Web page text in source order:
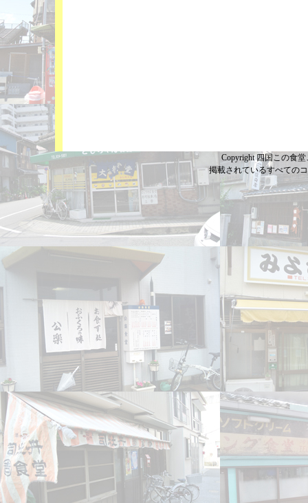
Copyright 四国この食
掲載されているすべての